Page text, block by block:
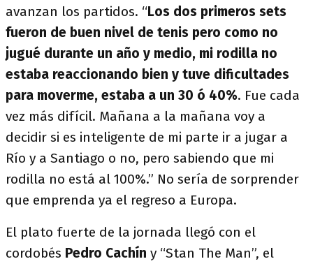
avanzan los partidos. “Los dos primeros sets
fueron de buen nivel de tenis pero como no
jugué durante un año y medio, mi rodilla no
estaba reaccionando bien y tuve dificultades
para moverme, estaba a un 30 ó 40%. Fue cada
vez más difícil. Mañana a la mañana voy a
decidir si es inteligente de mi parte ir a jugar a
Río y a Santiago o no, pero sabiendo que mi
rodilla no está al 100%.” No sería de sorprender
que emprenda ya el regreso a Europa.
El plato fuerte de la jornada llegó con el
cordobés Pedro Cachín y “Stan The Man”, el